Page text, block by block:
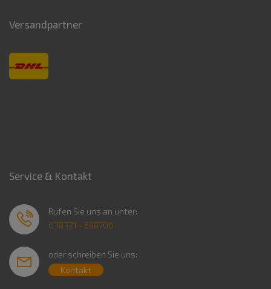
Versandpartner
Service & Kontakt
Rufen Sie uns an unter:
038321 - 688700
oder schreiben Sie uns:
Kontakt